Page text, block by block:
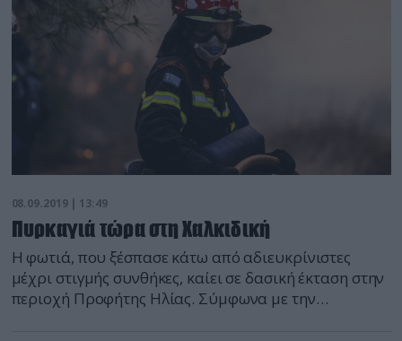
08.09.2019 | 13:49
Πυρκαγιά τώρα στη Χαλκιδική
Η φωτιά, που ξέσπασε κάτω από αδιευκρίνιστες
μέχρι στιγμής συνθήκες, καίει σε δασική έκταση στην
περιοχή Προφήτης Ηλίας. Σύμφωνα με την